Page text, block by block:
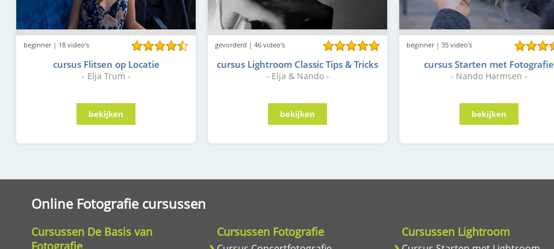
beginner | 18 video's
cursus Flitsen op Locatie
- Elja Trum -
gevorderd | 46 video's
cursus Lightroom Classic Tips & Tricks
- Elja & Nando -
beginner | 35 video's
cursus Starten met Fotografie
- Nando Harmsen -
Online Fotografie cursussen
Cursussen De Basis van
Cursussen Fotografie Cursussen Lightroom